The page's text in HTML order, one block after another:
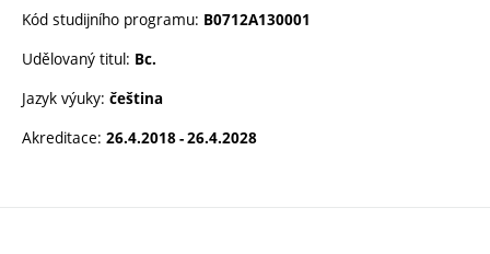
Kód studijního programu: B0712A130001
Udělovaný titul: Bc.
Jazyk výuky: čeština
Akreditace: 26.4.2018 - 26.4.2028